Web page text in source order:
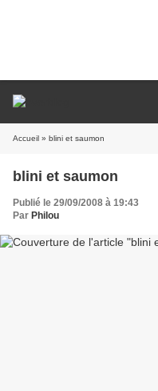
Accueil » blini et saumon
blini et saumon
Publié le 29/09/2008 à 19:43
Par Philou